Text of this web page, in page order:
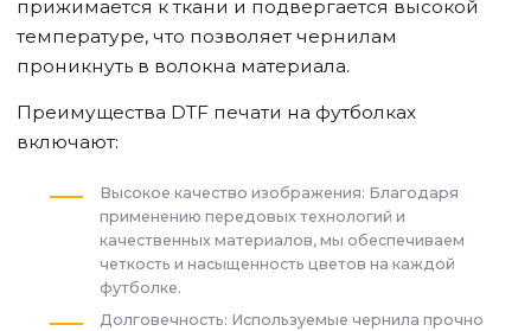
прижимается к ткани и подвергается высокой
температуре, что позволяет чернилам
проникнуть в волокна материала.
Преимущества DTF печати на футболках
включают:
Высокое качество изображения: Благодаря
применению передовых технологий и
качественных материалов, мы обеспечиваем
четкость и насыщенность цветов на каждой
футболке.
Долговечность: Используемые чернила прочно